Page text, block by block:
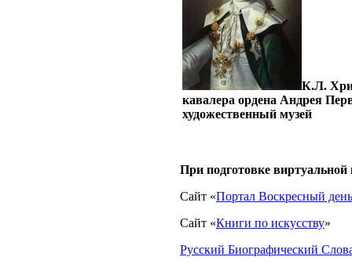
К.Л.
кавалера ордена Андрея
художественный музей
При подготовке
Сайт «Портал Воскресный день
Сайт «Книги по искусству»
Русский Биографический